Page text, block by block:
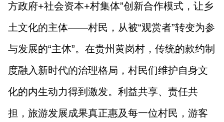
方政府+社会资本+村集体”创新合作模式，让乡
土文化的主体——村民，从被“观赏者”转变为参
与发展的“主体”。在贵州黄岗村，传统的款约制
度融入新时代的治理格局，村民们维护自身文
化的内生动力得到激发。利益共享、责任共
担，旅游发展成果真正惠及每一位村民，游客